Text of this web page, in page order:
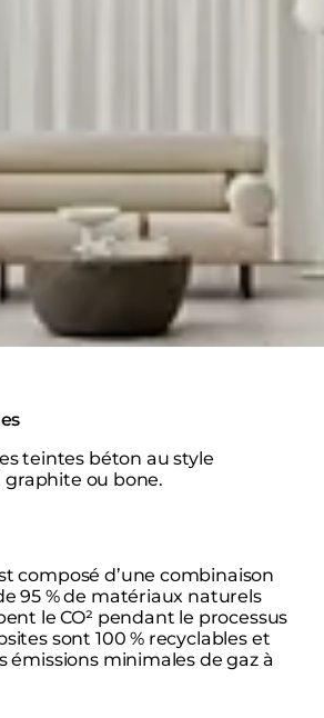
teintes béton au style
ou bone.
composé d’une combinaison
95 % de matériaux naturels
le CO² pendant le processus
sont 100 % recyclables et
émissions minimales de gaz à